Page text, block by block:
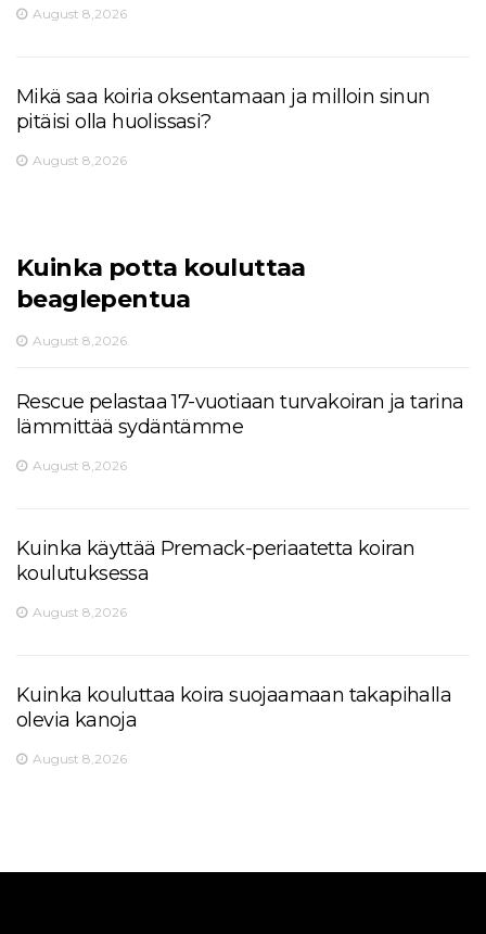
August 8,2026
Mikä saa koiria oksentamaan ja milloin sinun
pitäisi olla huolissasi?
August 8,2026
Kuinka potta kouluttaa
beaglepentua
August 8,2026
Rescue pelastaa 17-vuotiaan turvakoiran ja tarina
lämmittää sydäntämme
August 8,2026
Kuinka käyttää Premack-periaatetta koiran
koulutuksessa
August 8,2026
Kuinka kouluttaa koira suojaamaan takapihalla
olevia kanoja
August 8,2026